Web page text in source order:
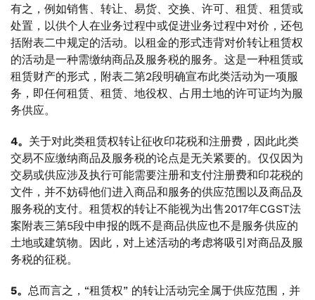
有之，例如销售、转让、易货、交换、许可、租赁、租赁或
处置，以供个人在业务过程中或促进业务过程中对价，还包
括附表二中规定的活动。以租金的形式违背对价转让租赁权
的活动是一种需缴纳商品及服务税的服务。这是一种租赁或
租赁财产的形式，附表二第2段明确宣布此类活动为一项服
务，即任何租赁、租赁、地役权、占用土地的许可证均为服
务供应。
4。 关于对此类租赁权转让征收印花税和注册费，因此此类
交易不应缴纳商品及服务税的论点是无关紧要的。仅仅因为
交易或供应涉及执行可能需要注册和支付注册费和印花税的
文件，并不妨碍他们进入商品和服务的供应范围以及商品及
服务税的支付。租赁权的转让不能视为出售2017年CGST法
案附表三第5段中申报的既不是商品供应也不是服务供应的
土地或建筑物。因此，对上述活动的考虑将吸引对商品及服
务税的征税。
5。 总而言之，“租赁权” 的转让活动完全属于供应范围，并